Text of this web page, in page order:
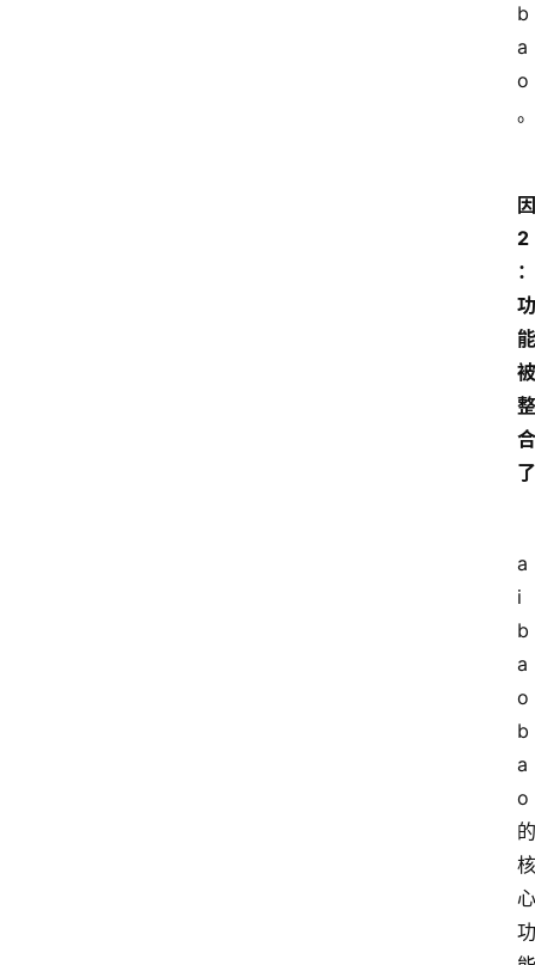
b
a
o
。
因
2
：
功
能
被
整
合
了
a
i
b
a
o
b
a
o
的
核
心
功